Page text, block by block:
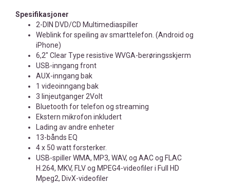
Spesifikasjoner
2-DIN DVD/CD Multimediaspiller
Weblink for speiling av smarttelefon. (Android og
iPhone)
6,2" Clear Type resistive WVGA-berøringsskjerm
USB-inngang front
AUX-inngang bak
1 videoinngang bak
3 linjeutganger 2Volt
Bluetooth for telefon og streaming
Ekstern mikrofon inkludert
Lading av andre enheter
13-bånds EQ
4 x 50 watt forsterker.
USB-spiller WMA, MP3, WAV, og AAC og FLAC
H.264, MKV, FLV og MPEG4-videofiler i Full HD
Mpeg2, DivX-videofiler